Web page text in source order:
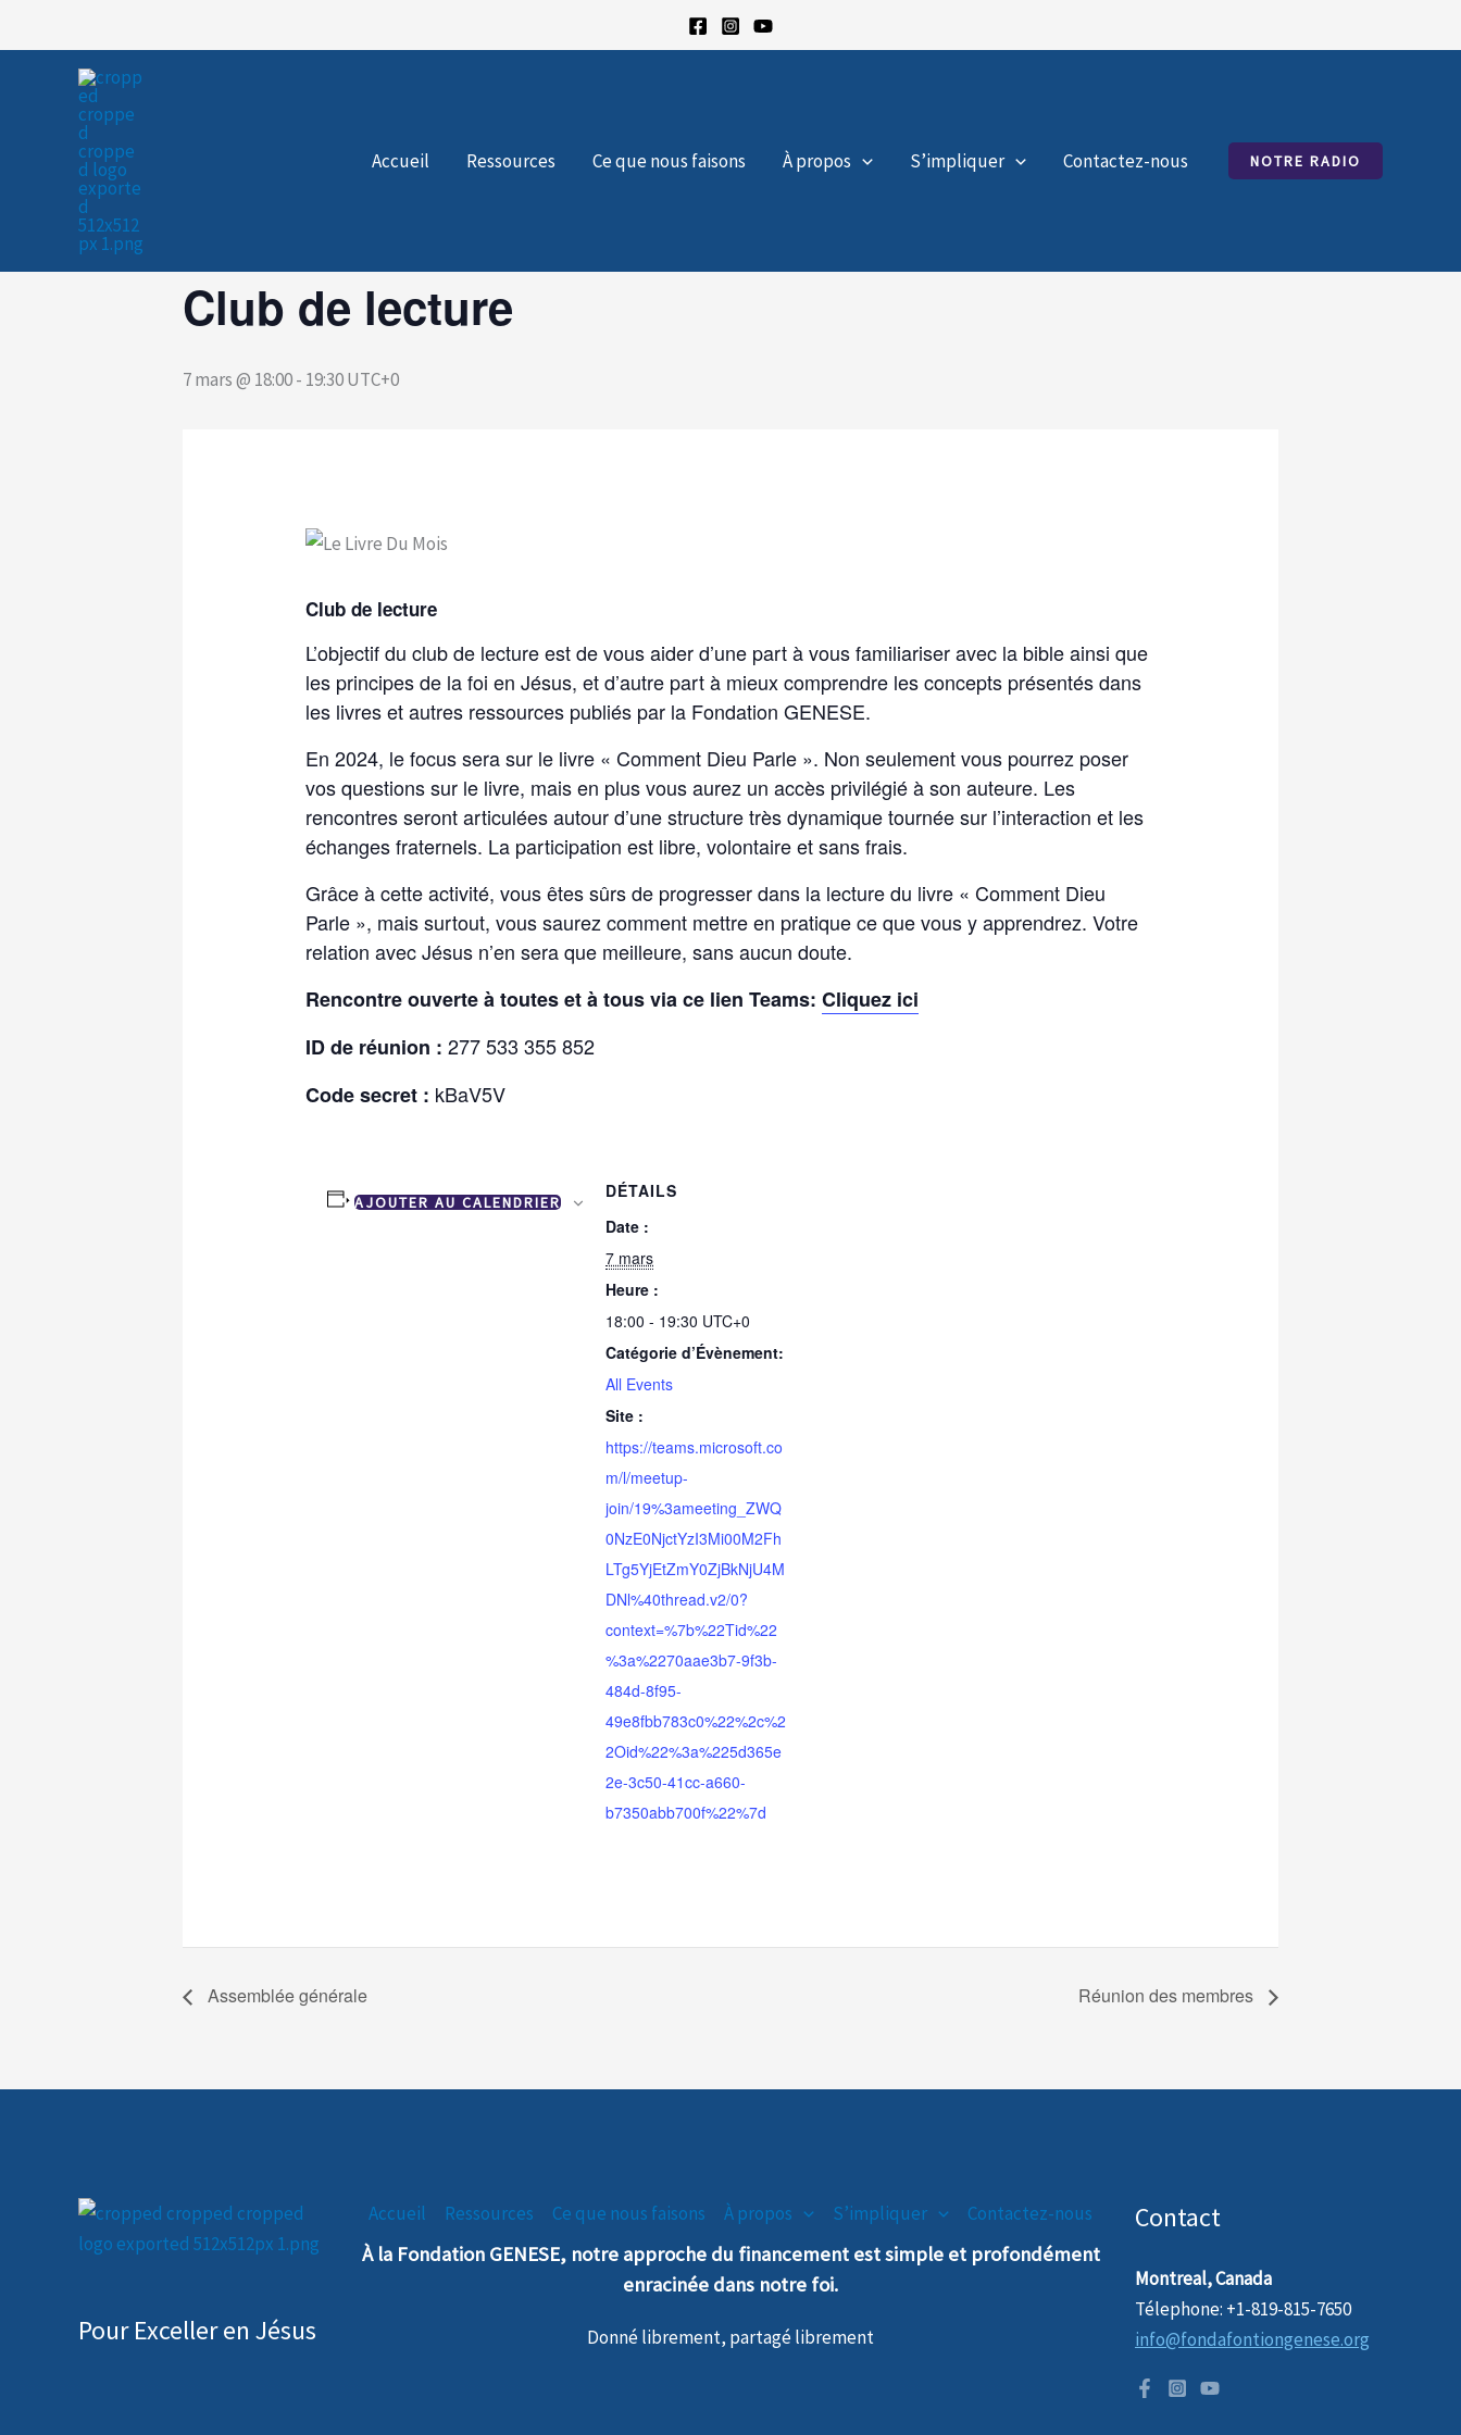
au
Accueil Ressources Ce que nous faisons À propos S’impliquer Contactez-nous NOTRE RADIO
« Tous les Évènements
Club de lecture
7 mars @ 18:00- 19:30UTC+0
Club de lecture
L’objectif du club de lecture est de vous aider d’une part à vous familiariser avec la bible ainsi que
les principes de la foi en Jésus, et d’autre part à mieux comprendre les concepts présentés dans
les livres et autres ressources publiés par la Fondation GENESE.
En 2024, le focus sera sur le livre « Comment Dieu Parle ». Non seulement vous pourrez poser
vos questions sur le livre, mais en plus vous aurez un accès privilégié à son auteure. Les
rencontres seront articulées autour d’une structure très dynamique tournée sur l’interaction et les
échanges fraternels. La participation est libre, volontaire et sans frais.
Grâce à cette activité, vous êtes sûrs de progresser dans la lecture du livre « Comment Dieu
Parle », mais surtout, vous saurez comment mettre en pratique ce que vous y apprendrez. Votre
relation avec Jésus n’en sera que meilleure, sans aucun doute.
Rencontre ouverte à toutes et à tous via ce lien Teams:Cliquez ici
ID de réunion : 277 533 355 852
Code secret : kBaV5V
AJOUTER AU CALENDRIER
DÉTAILS
Date :
7 mars
Heure :
18:00 - 19:30 UTC+0
Catégorie d’Évènement:
All Events
Site :
https://teams.microsoft.co
m/l/meetup-
join/19%3ameeting_ZWQ
0NzE0NjctYzI3Mi00M2Fh
LTg5YjEtZmY0ZjBkNjU4M
DNl%40thread.v2/0?
context=%7b%22Tid%22
%3a%2270aae3b7-9f3b-
484d-8f95-
49e8fbb783c0%22%2c%2
2Oid%22%3a%225d365e
2e-3c50-41cc-a660-
b7350abb700f%22%7d
Assemblée générale Réunion des membres
Pour Exceller en Jésus
Accueil Ressources Ce que nous faisons À propos S’impliquer Contactez-nous
À la Fondation GENESE, notreapprochedu financement est simple et profondément
enracinée dans notre foi.
Donné librement, partagé librement
Contact
Montreal, Canada
Télephone: +1-819-815-7650
info@fondafontiongenese.org